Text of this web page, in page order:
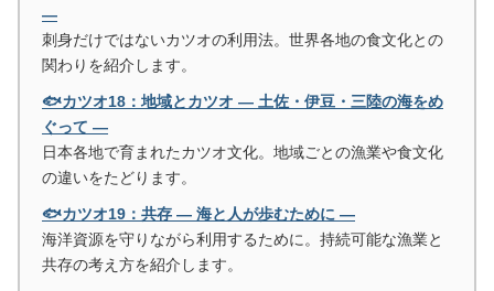
―
刺身だけではないカツオの利用法。世界各地の食文化との
関わりを紹介します。
🐟カツオ18：地域とカツオ ― 土佐・伊豆・三陸の海をめ
ぐって ―
日本各地で育まれたカツオ文化。地域ごとの漁業や食文化
の違いをたどります。
🐟カツオ19：共存 ― 海と人が歩むために ―
海洋資源を守りながら利用するために。持続可能な漁業と
共存の考え方を紹介します。